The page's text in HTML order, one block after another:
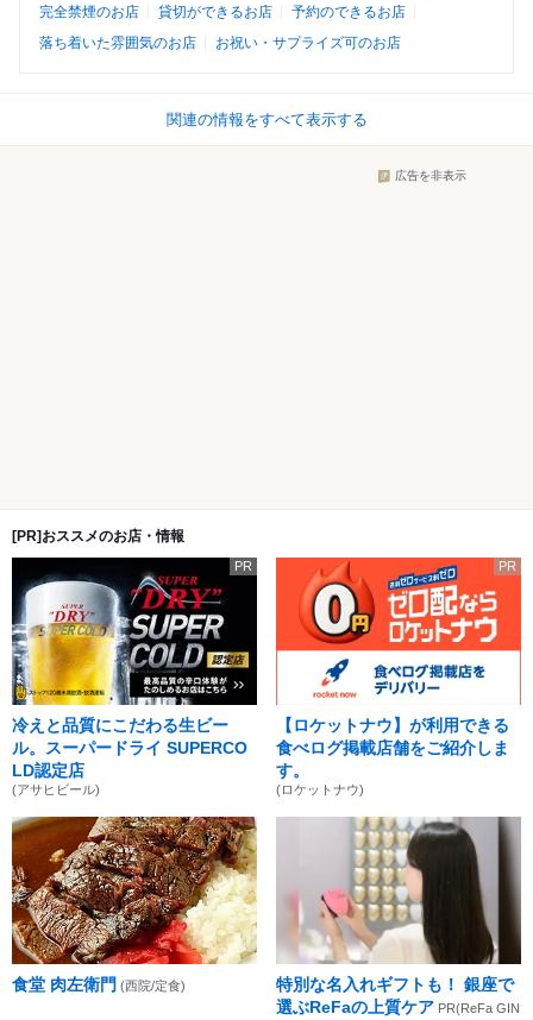
完全禁煙のお店
貸切ができるお店
予約のできるお店
落ち着いた雰囲気のお店
お祝い・サプライズ可のお店
関連の情報をすべて表示する
広告を非表示
[PR]おススメのお店・情報
PR
冷えと品質にこだわる生ビー
ル。スーパードライ SUPERCO
LD認定店
(アサヒビール)
PR
【ロケットナウ】が利用できる
食べログ掲載店舗をご紹介しま
す。
(ロケットナウ)
食堂 肉左衛門 (西院/定食)
特別な名入れギフトも！ 銀座で
選ぶReFaの上質ケア PR(ReFa GIN